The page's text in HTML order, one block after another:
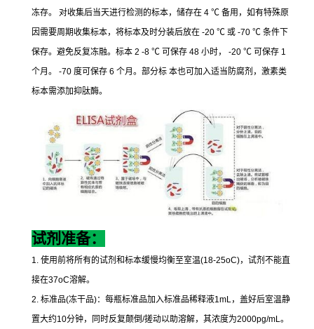
冻存。
对收集后当天进行检测的标本，储存在 4 ℃ 备用，如有特殊原
因需要周期收集标本，将标本及时分装后放在 -20 ℃ 或 -70 ℃ 条件下
保存。避免反复冻融。标本 2 -8 ℃ 可保存 48 小时， -20 ℃ 可保存 1
个月。
-70 度可保存 6 个月。部分标 本也可加入适当防腐剂，激素类
标本需添加抑肽酶。
试剂准备：
1. 使用前将所有的试剂和标本缓慢均衡至室温(18-25oC)，试剂不能直
接在37oC溶解。
2. 标准品(冻干品)：每瓶标准品加入标准品稀释液1mL，盖好后室温静
置大约10分钟，同时反复颠倒/搓动以助溶解，其浓度为2000pg/mL。